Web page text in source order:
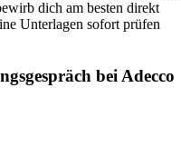
dich am besten direkt
Unterlagen sofort prüfen
bei Adecco